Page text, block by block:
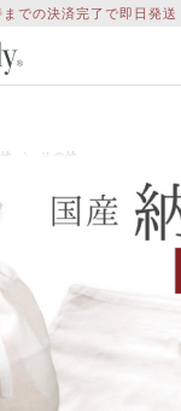
までの決済完了で即日発送
その他